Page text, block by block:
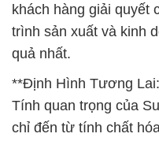
khách hàng giải quyết
trình sản xuất và kinh
quả nhất.
**Định Hình Tương
Tính quan trọng của
chỉ đến từ tính chất